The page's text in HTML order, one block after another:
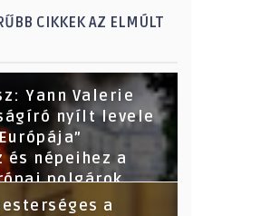
CIKKEK AZ ELMÚLT
Yann Valerie
nyílt levele
és népeihez a
polgárok
a